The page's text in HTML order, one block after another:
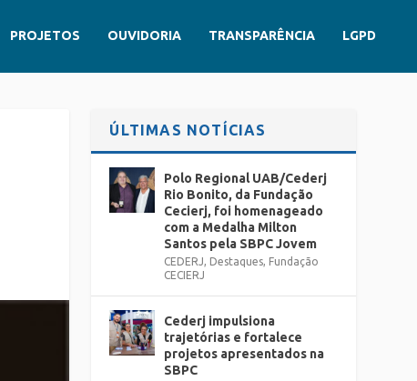
PROJETOS OUVIDORIA TRANSPARÊNCIA LGPD
ÚLTIMAS NOTÍCIAS
Polo Regional UAB/Cederj
Rio Bonito, da Fundação
Cecierj, foi homenageado
com a Medalha Milton
Santos pela SBPC Jovem
CEDERJ, Destaques, Fundação
CECIERJ
Cederj impulsiona
trajetórias e fortalece
projetos apresentados na
SBPC